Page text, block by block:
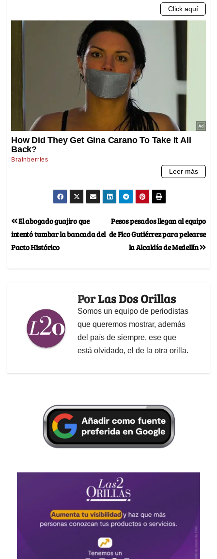
Pesos pesados llegan al equipo
de Fico Gutiérrez para pelearse
la Alcaldía de Medellín
El abogado guajiro que
intentó tumbar la bancada del
Pacto Histórico
PorLas Dos Orillas
Somos un equipo de periodistas
que queremos mostrar, además
del país de siempre, ese que
está olvidado, el de la otra orilla.